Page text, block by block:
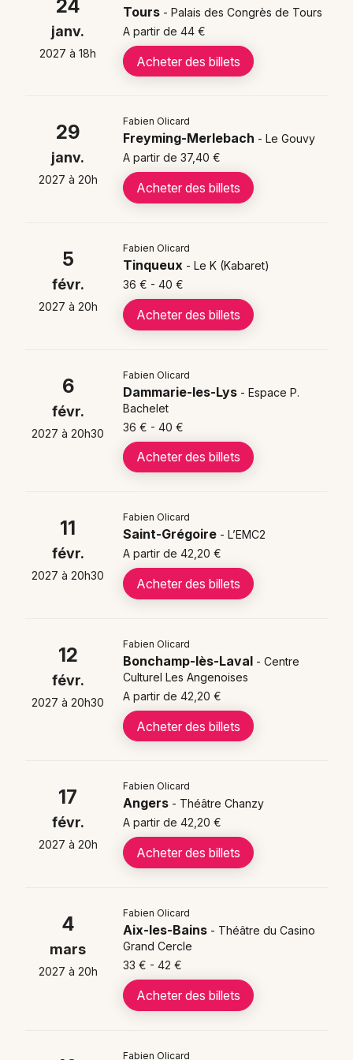
Mon email
Aulnay-sous-Bois (93)
Fabien Olicard le 21/01/2027 - Esp.culturel
Francois Mitterrand - Canteleu (76)
Fabien Olicard le 24/01/2027 - Palais des
Freyming-Merlebach (57)
Fabien Olicard le 05/02/2027 - Le K (Kabaret) -
Tinqueux (51)
Fabien Olicard le 06/02/2027 - Espace P.
Grégoire (35)
Fabien Olicard le 12/02/2027 - Centre Culturel Les
Angenoises - Bonchamp-lès-Laval (53)
Fabien Olicard le 17/02/2027 - Théâtre Chanzy -
Casino Grand Cercle - Aix-les-Bains (73)
La tournée
de Fabien Olicard passera également
dans d'autres villesen France : Paris, Rouen,
Reims, Rennes, Laval, Chambéry, Lorient, Brest, Saint-
Brieuc, Metz, Lyon, Dijon, Perpignan, Saint-Étienne,
vous 😉
Retrouvez l'intégralité des datesplus bas dans cette
page.
places pour le spectacle
Archétypes de Fabien
Olicard
Avec plus de 110 000 spectateurs
conquis et une tournée qui touche à sa fin,
les billets
pour ce spectacle partent vite. Les
prixdes places sont compris entre 34 €
réserverdès maintenant pour
Le parcours artistique de
Fabien Olicard
Olicard a découvert très jeune une
24
janv.
2027 à 18h
Tours - Palais des Congrès de Tours
A partir de 44 €
Acheter des billets
29
janv.
2027 à 20h
Fabien Olicard
Freyming-Merlebach - Le Gouvy
A partir de 37,40 €
Acheter des billets
5
févr.
2027 à 20h
Fabien Olicard
Tinqueux - Le K (Kabaret)
36 € - 40 €
Acheter des billets
6
févr.
2027 à 20h30
Fabien Olicard
Dammarie-les-Lys - Espace P.
Bachelet
36 € - 40 €
Acheter des billets
11
févr.
2027 à 20h30
Fabien Olicard
Saint-Grégoire - L’EMC2
A partir de 42,20 €
Acheter des billets
12
févr.
2027 à 20h30
Fabien Olicard
Bonchamp-lès-Laval - Centre
Culturel Les Angenoises
A partir de 42,20 €
Acheter des billets
17
févr.
2027 à 20h
Fabien Olicard
Angers - Théâtre Chanzy
A partir de 42,20 €
Acheter des billets
4
mars
2027 à 20h
Fabien Olicard
Aix-les-Bains - Théâtre du Casino
Grand Cercle
33 € - 42 €
Acheter des billets
Fabien Olicard